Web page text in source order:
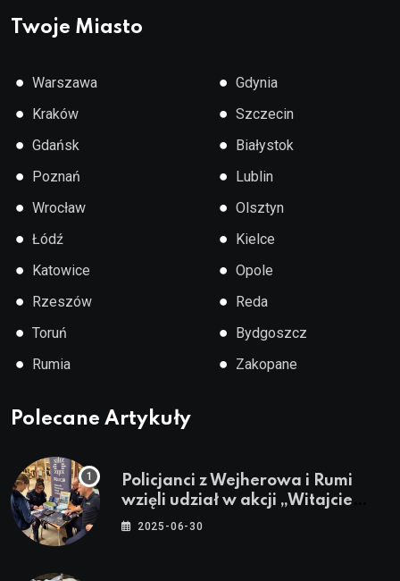
Twoje Miasto
● Warszawa
● Kraków
● Gdańsk
● Poznań
● Wrocław
● Łódź
● Katowice
● Rzeszów
● Toruń
● Rumia
● Gdynia
● Szczecin
● Białystok
● Lublin
● Olsztyn
● Kielce
● Opole
● Reda
● Bydgoszcz
● Zakopane
Polecane Artykuły
Policjanci z Wejherowa i Rumi
wzięli udział w akcji „Witajcie
Wakacje”
2025-06-30